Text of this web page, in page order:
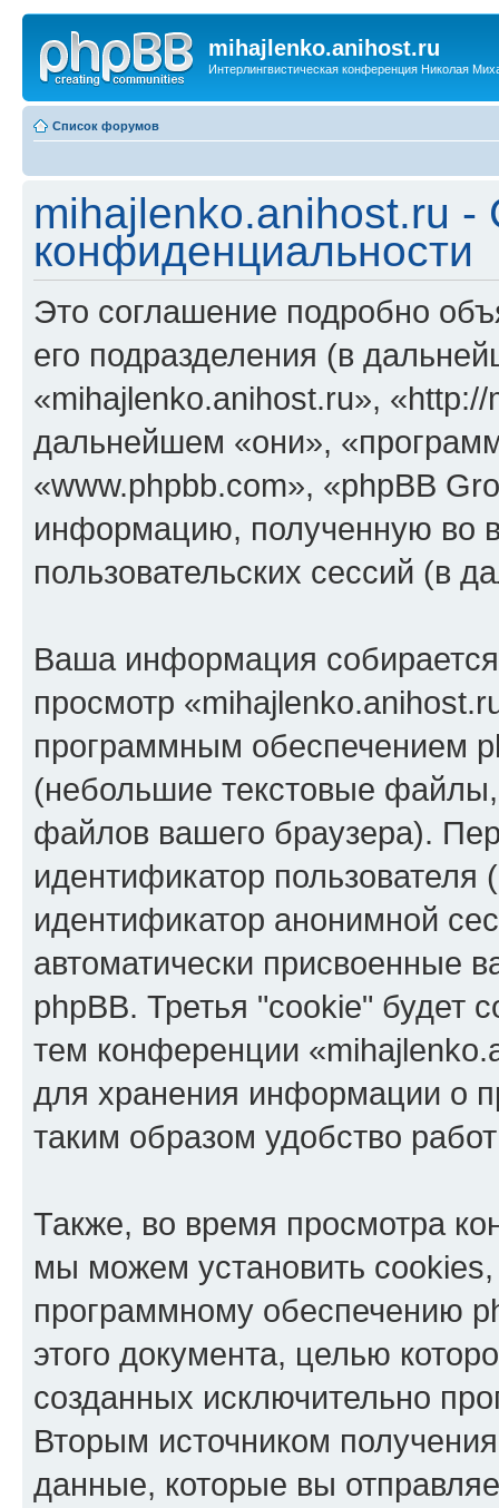
mihajlenko.anihost.ru
Интерлингвистическая конференция Николая
Список форумов
mihajlenko.anihost.ru -
конфиденциальности
Это соглашение подробно
его подразделения (в
«mihajlenko.anihost.ru»,
дальнейшем «они»,
«www.phpbb.com», «phpBB
информацию, полученную во
пользовательских сессий (в
Ваша информация
просмотр
программным обеспечением
(небольшие текстовые
файлов вашего браузера).
идентификатор
идентификатор анонимной
автоматически присвоенные
phpBB. Третья "cookie" будет
тем конференции
для хранения информации о
таким образом удобство
Также, во время просмотра
мы можем установить
программному обеспечению
этого документа, целью
созданных исключительно
Вторым источником
данные, которые вы